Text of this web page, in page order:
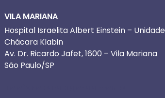
VILA MARIANA
Hospital Israelita Albert Einstein – Unidade
Chácara Klabin
Av. Dr. Ricardo Jafet, 1600 – Vila Mariana
São Paulo/SP